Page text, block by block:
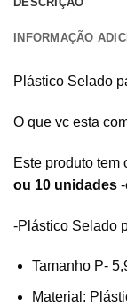
INFORMAÇÃO
Plástico Selado
O que vc esta
Este produto tem
ou 10 unidades
-Plástico Selado
Tamanho P-
Material: